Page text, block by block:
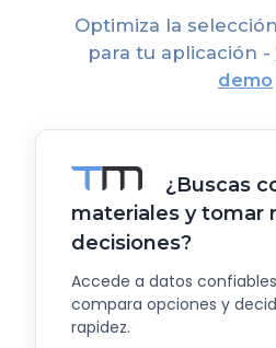
Optimiza la
para tu aplicación -
demo
¿Buscas
materiales y tomar
decisiones?
Accede a datos
compara opciones y
rapidez.